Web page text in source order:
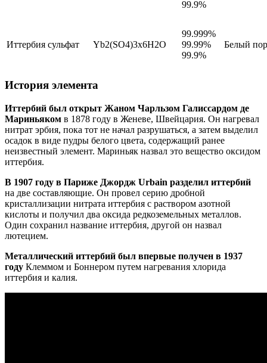
99.9%
Иттербия сульфат Yb2(SO4)3х6H2O
99.999%
99.99%
99.9%
Белый
История элемента
Иттербий был открыт Жаном Чарльзом Галиссардом де
Мариньяком в 1878 году в Женеве, Швейцария. Он нагревал
нитрат эрбия, пока тот не начал разрушаться, а затем выделил
осадок в виде пудры белого цвета, содержащий ранее
неизвестный элемент. Мариньяк назвал это вещество оксидом
иттербия.
В 1907 году в Париже Джордж Urbain разделил иттербий
на две составляющие. Он провел серию дробной
кристаллизации нитрата иттербия с раствором азотной
кислоты и получил два оксида редкоземельных металлов.
Один сохранил название иттербия, другой он назвал
лютецием.
Металлический иттербий был впервые получен в 1937
году Клеммом и Боннером путем нагревания хлорида
иттербия и калия.